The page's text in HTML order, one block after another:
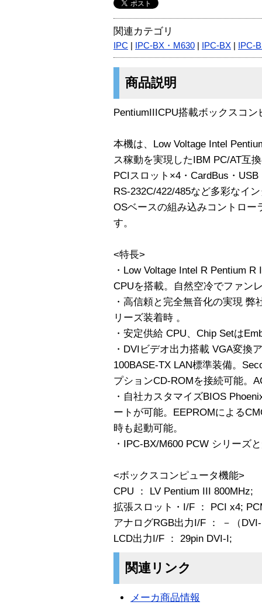
関連カテゴリ
IPC IPC-BX・M630 IPC-BX IPC-
商品説明
PentiumIIICPU搭載ボックスコ
本機は、Low Voltage Intel
ス稼動を実現したIBM PC/AT互
PCIスロット×4・CardBus・
RS-232C/422/485など多彩なイ
OSベースの組み込みコントロ
す。
<特長>
・Low Voltage Intel R Pentium
CPUを搭載。自然空冷でファン
・高信頼と完全無音化の実現
リーズ装着時 。
・安定供給 CPU、Chip Setは
・DVIビデオ出力搭載 VGA変換
100BASE-TX LAN標準装備。
プションCD-ROMを接続可能。
・自社カスタマイズBIOS
ートが可能。EEPROMによる
時も起動可能。
・IPC-BX/M600 PCW シリーズ
<ボックスコンピュータ機能>
CPU ： LV Pentium III 800MHz;
拡張スロット・I/F ： PCI x4;
アナログRGB出力I/F ： －（
LCD出力I/F ： 29pin DVI-I;
関連リンク
メーカ商品情報